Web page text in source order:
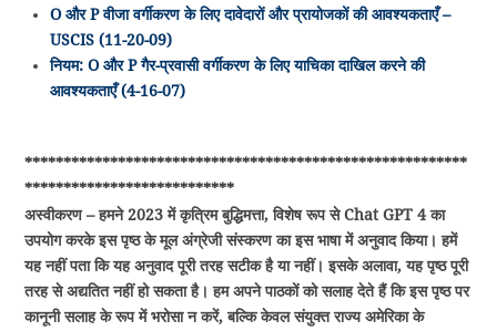
O और P वीजा वर्गीकरण के लिए दावेदारों और प्रायोजकों की आवश्यकताएँ –
USCIS (11-20-09)
नियम: O और P गैर-प्रवासी वर्गीकरण के लिए याचिका दाखिल करने की
आवश्यकताएँ (4-16-07)
*********************************************************
***************************
अस्वीकरण – हमने 2023 में कृत्रिम बुद्धिमत्ता, विशेष रूप से Chat GPT 4 का
उपयोग करके इस पृष्ठ के मूल अंग्रेजी संस्करण का इस भाषा में अनुवाद किया। हमें
यह नहीं पता कि यह अनुवाद पूरी तरह सटीक है या नहीं। इसके अलावा, यह पृष्ठ पूरी
तरह से अद्यतित नहीं हो सकता है। हम अपने पाठकों को सलाह देते हैं कि इस पृष्ठ पर
कानूनी सलाह के रूप में भरोसा न करें, बल्कि केवल संयुक्त राज्य अमेरिका के